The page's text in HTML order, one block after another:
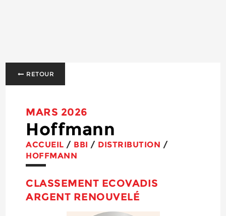
RETOUR
MARS 2026
Hoffmann
ACCUEIL / BBI / DISTRIBUTION /
HOFFMANN
CLASSEMENT ECOVADIS
ARGENT RENOUVELÉ